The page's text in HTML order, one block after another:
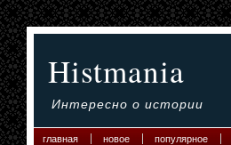
Histmania
Интересно о истории
главная новое популярное